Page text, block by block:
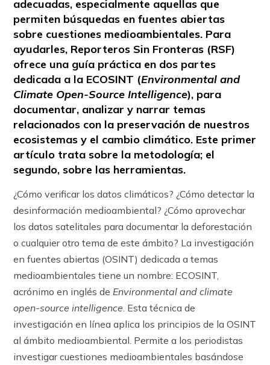
adecuadas, especialmente aquellas que
permiten búsquedas en fuentes abiertas
sobre cuestiones medioambientales. Para
ayudarles, Reporteros Sin Fronteras (RSF)
ofrece una guía práctica en dos partes
dedicada a la ECOSINT (Environmental and
Climate Open-Source Intelligence), para
documentar, analizar y narrar temas
relacionados con la preservación de nuestros
ecosistemas y el cambio climático. Este primer
artículo trata sobre la metodología; el
segundo, sobre las herramientas.
¿Cómo verificar los datos climáticos? ¿Cómo detectar la
desinformación medioambiental? ¿Cómo aprovechar
los datos satelitales para documentar la deforestación
o cualquier otro tema de este ámbito? La investigación
en fuentes abiertas (OSINT) dedicada a temas
medioambientales tiene un nombre: ECOSINT,
acrónimo en inglés de Environmental and climate
open-source intelligence . Esta técnica de
investigación en línea aplica los principios de la OSINT
al ámbito medioambiental. Permite a los periodistas
investigar cuestiones medioambientales basándose